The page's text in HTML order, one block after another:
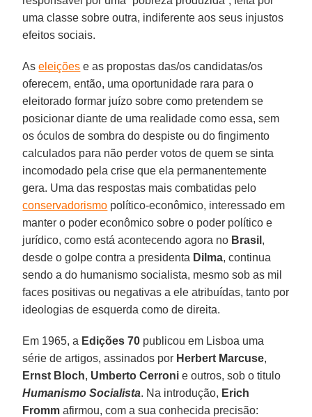
uma classe sobre outra, indiferente aos seus injustos
efeitos sociais.
Aseleições e as propostas das/os candidatas/os
oferecem, então, uma oportunidade rara para o
eleitorado formar juízo sobre como pretendem se
posicionar diante de uma realidade como essa, sem
os óculos de sombra do despiste ou do fingimento
calculados para não perder votos de quem se sinta
incomodado pela crise que ela permanentemente
gera. Uma das respostas mais combatidas pelo
conservadorismo político-econômico, interessado em
manter o poder econômico sobre o poder político e
jurídico, como está acontecendo agora no Brasil ,
desde o golpe contra a presidenta Dilma, continua
sendo a do humanismo socialista, mesmo sob as mil
faces positivas ou negativas a ele atribuídas, tanto por
ideologias de esquerda como de direita.
Em 1965, a Edições 70 publicou em Lisboa uma
série de artigos, assinados por Herbert Marcuse,
Ernst Bloch, Umberto Cerroni e outros, sob o titulo
Humanismo Socialista. Na introdução, Erich
Fromm afirmou, com a sua conhecida precisão: